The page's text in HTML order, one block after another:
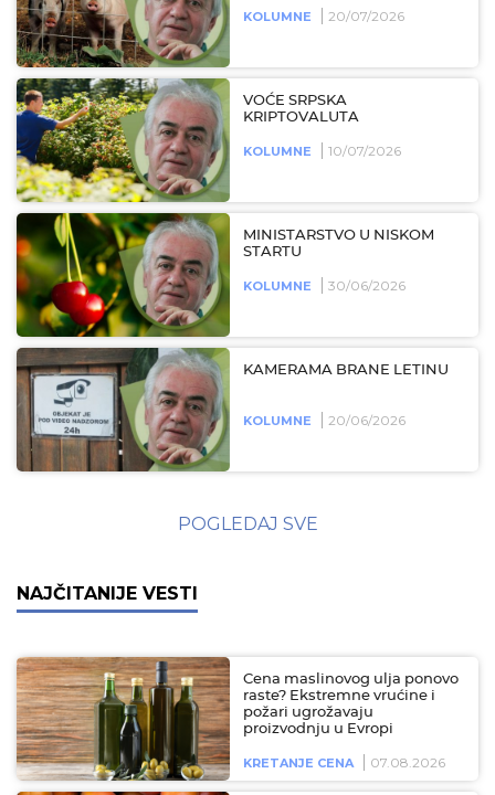
KOLUMNE 20/07/2026
VOĆE SRPSKA
KRIPTOVALUTA
KOLUMNE 10/07/2026
MINISTARSTVO U NISKOM
STARTU
KOLUMNE 30/06/2026
KAMERAMA BRANE LETINU
KOLUMNE 20/06/2026
POGLEDAJ SVE
NAJČITANIJE VESTI
Cena maslinovog ulja ponovo
raste? Ekstremne vrućine i
požari ugrožavaju
proizvodnju u Evropi
KRETANJE CENA 07.08.2026